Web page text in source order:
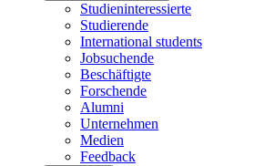
Studieninteressierte
Studierende
International students
Jobsuchende
Beschäftigte
Forschende
Alumni
Unternehmen
Medien
Feedback